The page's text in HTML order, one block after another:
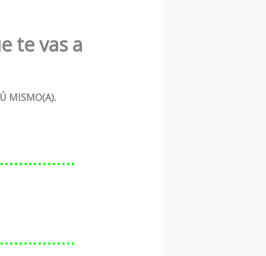
te vas a
MISMO(A).